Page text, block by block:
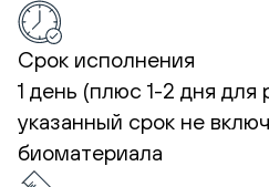
Срок исполнения
1 день (плюс 1-2 дня для
указанный срок не
биоматериала